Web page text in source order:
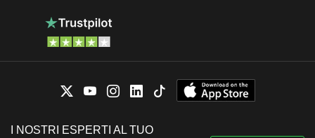
I NOSTRI ESPERTI AL TUO